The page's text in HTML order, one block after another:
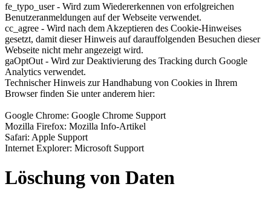
fe_typo_user - Wird zum Wiedererkennen von erfolgreichen
Benutzeranmeldungen auf der Webseite verwendet.
cc_agree - Wird nach dem Akzeptieren des Cookie-Hinweises
gesetzt, damit dieser Hinweis auf darauffolgenden Besuchen dieser
Webseite nicht mehr angezeigt wird.
gaOptOut - Wird zur Deaktivierung des Tracking durch Google
Analytics verwendet.
Technischer Hinweis zur Handhabung von Cookies in Ihrem
Browser finden Sie unter anderem hier:
Google Chrome: Google Chrome Support
Mozilla Firefox: Mozilla Info-Artikel
Safari: Apple Support
Internet Explorer: Microsoft Support
Löschung von Daten